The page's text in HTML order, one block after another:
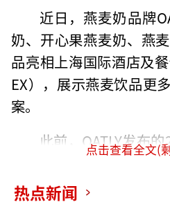
近日，燕麦奶品牌
奶、开心果燕麦奶、燕
品亮相上海国际酒店及
EX），展示燕麦饮品更
案。
此前，OATLY发布
TLY实现了8.5%的销售
元。2023年四季度收入
点击查看全文(
热点新闻